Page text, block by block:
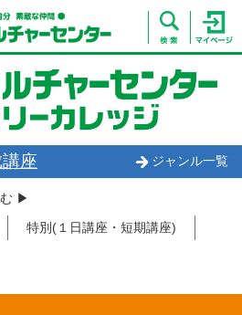
座 ジャンル一覧
む ▶︎
特別(１日講座・短期講座)